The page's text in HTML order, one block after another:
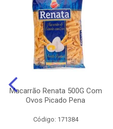
Macarrão Renata 500G Com
Ovos Picado Pena
Código: 171384